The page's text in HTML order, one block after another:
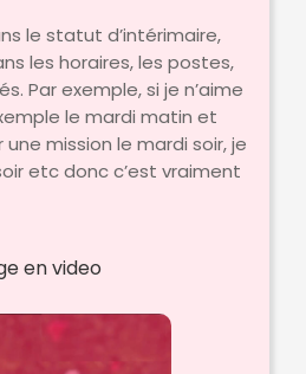
le statut d’intérimaire,
les horaires, les postes,
Par exemple, si je n’aime
le mardi matin et
mission le mardi soir, je
etc donc c’est vraiment
en video